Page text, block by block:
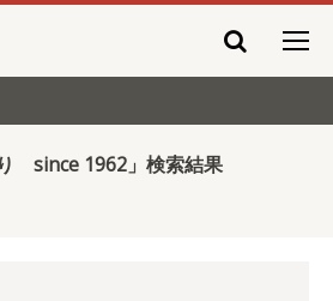
since 1962」検索結果